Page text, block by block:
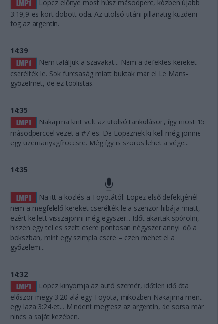
Lopez előnye most húsz másodperc, közben újabb
3:19,9-es kört dobott oda. Az utolsó utáni pillanatig küzdeni
fog az argentin.
14:39
Nem találjuk a szavakat... Nem a defektes kereket
cserélték le. Sok furcsaság miatt buktak már el Le Mans-
győzelmet, de ez toplistás.
14:35
Nakajima kint volt az utolsó tankoláson, így most 15
másodperccel vezet a #7-es. De Lopeznek ki kell még jönnie
egy üzemanyagfröccsre. Még így is szoros lehet a vége...
14:35
Na itt a közlés a Toyotától: Lopez első defektjénél
nem a megfelelő kereket cserélték le a szenzor hibája miatt,
ezért kellett visszajönni még egyszer... Időt akartak spórolni,
hiszen egy teljes szett csere pontosan négyszer annyi idő a
bokszban, mint egy szimpla csere – ezen mehet el a
győzelem...
14:32
Lopez kinyomja az autó szemét, időtlen idő óta
először megy 3:20 alá egy Toyota, miközben Nakajima ment
egy laza 3:24-et... Mindent megtesz az argentin, de sorsa már
nincs a saját kezében.